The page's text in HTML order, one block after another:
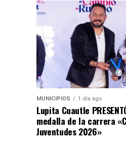
MUNICIPIOS 1 día ago
Lupita Cuautle
medalla de la carrera
Juventudes 2026»